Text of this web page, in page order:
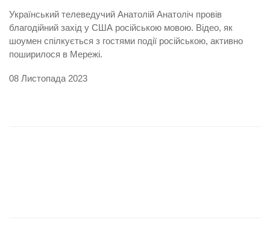
Український телеведучий Анатолій Анатоліч провів
благодійний захід у США російською мовою. Відео, як
шоумен спілкується з гостями події російською, активно
поширилося в Мережі.
08 Листопада 2023